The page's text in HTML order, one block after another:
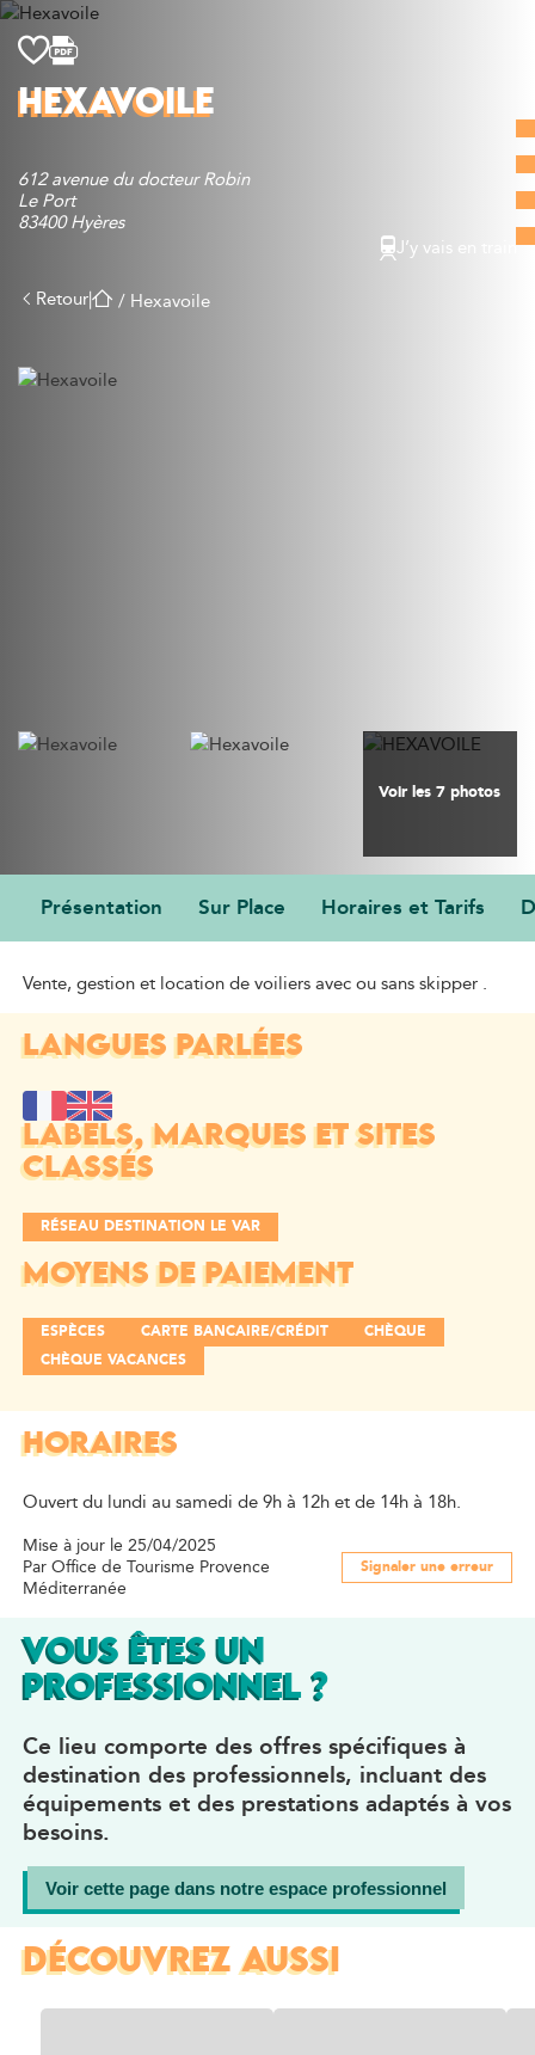
Découvrir
Que faire
Où dormir
Agenda
HEXAVOILE
612 avenue du docteur Robin
Le Port
83400 Hyères
J’y vais en train
Retour| / Hexavoile
Voir les 7 photos
Présentation Sur Place Horaires et Tarifs
Vente, gestion et location de voiliers avec ou sans skipper .
LANGUES PARLÉES
LABELS, MARQUES ET SITES
CLASSÉS
RÉSEAU DESTINATION LE VAR
MOYENS DE PAIEMENT
ESPÈCES CARTE BANCAIRE/CRÉDIT
CHÈQUE
CHÈQUE VACANCES
HORAIRES
Ouvert du lundi au samedi de 9h à 12h et de 14h à 18h.
Mise à jour le 25/04/2025
Par Office de Tourisme Provence
Méditerranée
Signaler une erreur
VOUS ÊTES UN
PROFESSIONNEL ?
Ce lieu comporte des offres spécifiques à
destination des professionnels, incluant des
équipements et des prestations adaptés à vos
besoins.
Voir cette page dans notre espace professionnel
DÉCOUVREZ AUSSI